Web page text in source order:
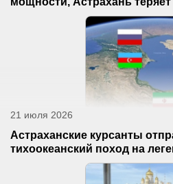
21 июля 2026
Астраханские курсанты
тихоокеанский поход на